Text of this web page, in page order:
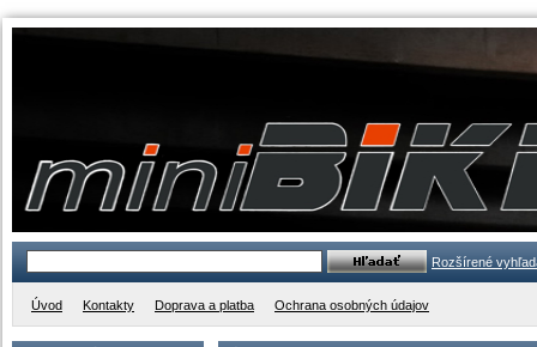
Rozšírené
Úvod Kontakty Doprava a platba Ochrana osobných údajov